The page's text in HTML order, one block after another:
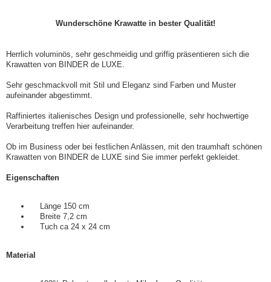
Wunderschöne Krawatte in bester Qualität!
Herrlich voluminös, sehr geschmeidig und griffig präsentieren sich die
Krawatten von BINDER de LUXE.
Sehr geschmackvoll mit Stil und Eleganz sind Farben und Muster
aufeinander abgestimmt.
Raffiniertes italienisches Design und professionelle, sehr hochwertige
Verarbeitung treffen hier aufeinander.
Ob im Business oder bei festlichen Anlässen, mit den traumhaft schönen
Krawatten von BINDER de LUXE sind Sie immer perfekt gekleidet.
Eigenschaften
Länge 150 cm
Breite 7,2 cm
Tuch ca 24 x 24 cm
Material